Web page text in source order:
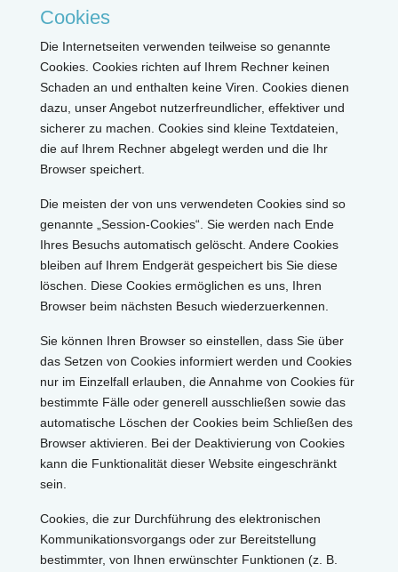
Cookies
Die Internetseiten verwenden teilweise so genannte
Cookies. Cookies richten auf Ihrem Rechner keinen
Schaden an und enthalten keine Viren. Cookies dienen
dazu, unser Angebot nutzerfreundlicher, effektiver und
sicherer zu machen. Cookies sind kleine Textdateien,
die auf Ihrem Rechner abgelegt werden und die Ihr
Browser speichert.
Die meisten der von uns verwendeten Cookies sind so
genannte „Session-Cookies“. Sie werden nach Ende
Ihres Besuchs automatisch gelöscht. Andere Cookies
bleiben auf Ihrem Endgerät gespeichert bis Sie diese
löschen. Diese Cookies ermöglichen es uns, Ihren
Browser beim nächsten Besuch wiederzuerkennen.
Sie können Ihren Browser so einstellen, dass Sie über
das Setzen von Cookies informiert werden und Cookies
nur im Einzelfall erlauben, die Annahme von Cookies für
bestimmte Fälle oder generell ausschließen sowie das
automatische Löschen der Cookies beim Schließen des
Browser aktivieren. Bei der Deaktivierung von Cookies
kann die Funktionalität dieser Website eingeschränkt
sein.
Cookies, die zur Durchführung des elektronischen
Kommunikationsvorgangs oder zur Bereitstellung
bestimmter, von Ihnen erwünschter Funktionen (z. B.